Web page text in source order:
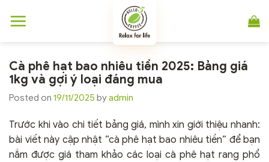
đến
Cà phê hạt bao nhiêu tiền 2025: Bảng giá
1kg và gợi ý loại đáng mua
Posted on 19/11/2025 byadmin
Trước khi vào chi tiết bảng giá, mình xin giới thiệu nhanh:
bài viết này cập nhật “cà phê hạt bao nhiêu tiền” để bạn
nắm được giá tham khảo các loại cà phê hạt rang phổ